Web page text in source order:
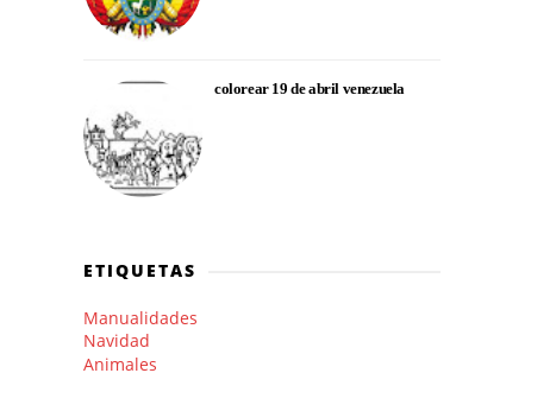
colorear 19 de abril venezuela
ETIQUETAS
Manualidades
Navidad
Animales